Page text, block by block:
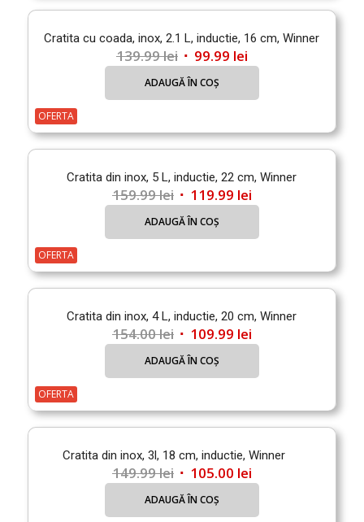
Cratita cu coada, inox, 2.1 L, inductie, 16 cm, Winner
139.99lei Prețul
inițial
139.99 lei.
99.99 leiPrețul
curent
este:
ADAUGĂ ÎN COȘ
OFERTA
Cratita din inox, 5 L, inductie, 22 cm, Winner
159.99lei Prețul
inițial
159.99 lei.
119.99 leiPrețul
curent
este:
ADAUGĂ ÎN COȘ
OFERTA
Cratita din inox, 4 L, inductie, 20 cm, Winner
154.00lei Prețul
inițial
154.00 lei.
109.99 leiPrețul
curent
este:
ADAUGĂ ÎN COȘ
OFERTA
Cratita din inox, 3l, 18 cm, inductie, Winner
149.99lei Prețul
inițial
105.00 leiPrețul
curent
este:
ADAUGĂ ÎN COȘ